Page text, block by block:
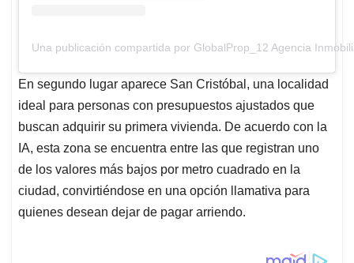
Una publicación compartida por GlobalProp_12 Agencia
En segundo lugar aparece San Cristóbal, una localidad
ideal para personas con presupuestos ajustados que
buscan adquirir su primera vivienda. De acuerdo con la
IA, esta zona se encuentra entre las que registran uno
de los valores más bajos por metro cuadrado en la
ciudad, convirtiéndose en una opción llamativa para
quienes desean dejar de pagar arriendo.